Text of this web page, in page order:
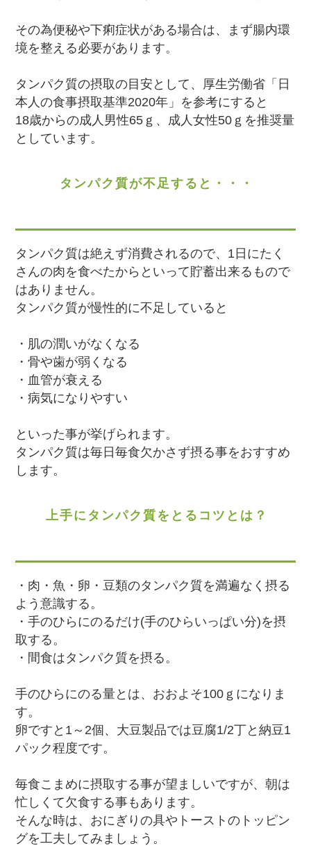
その為便秘や下痢症状がある場合は、まず腸内環
境を整える必要があります。
タンパク質の摂取の目安として、厚生労働省「日
本人の食事摂取基準2020年」を参考にすると
18歳からの成人男性65ｇ、成人女性50ｇを推奨量
としています。
タンパク質が不足すると・・・
タンパク質は絶えず消費されるので、1日にたく
さんの肉を食べたからといって貯蓄出来るもので
はありません。
タンパク質が慢性的に不足していると
・肌の潤いがなくなる
・骨や歯が弱くなる
・血管が衰える
・病気になりやすい
といった事が挙げられます。
タンパク質は毎日毎食欠かさず摂る事をおすすめ
します。
上手にタンパク質をとるコツとは？
・肉・魚・卵・豆類のタンパク質を満遍なく摂る
よう意識する。
・手のひらにのるだけ(手のひらいっぱい分)を摂
取する。
・間食はタンパク質を摂る。
手のひらにのる量とは、おおよそ100ｇになりま
す。
卵ですと1～2個、大豆製品では豆腐1/2丁と納豆1
パック程度です。
毎食こまめに摂取する事が望ましいですが、朝は
忙しくて欠食する事もあります。
そんな時は、おにぎりの具やトーストのトッピン
グを工夫してみましょう。